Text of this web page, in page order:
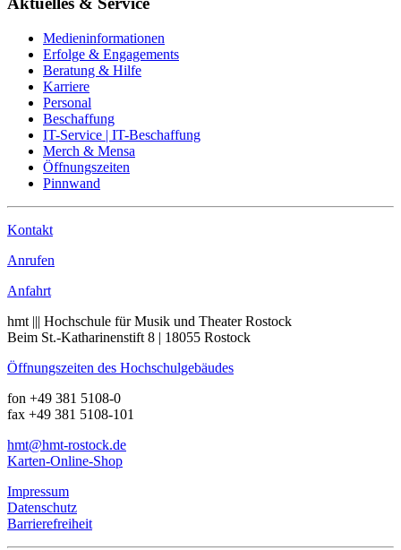
Medieninformationen
Erfolge & Engagements
Beratung & Hilfe
Karriere
Personal
Beschaffung
IT-Service | IT-Beschaffung
Merch & Mensa
Öffnungszeiten
Pinnwand
Kontakt
Anrufen
Anfahrt
hmt ||| Hochschule für Musik und Theater Rostock
Beim St.-Katharinenstift 8 | 18055 Rostock
Öffnungszeiten des Hochschulgebäudes
fon +49 381 5108-0
fax +49 381 5108-101
hmt@hmt-rostock.de
Karten-Online-Shop
Impressum
Datenschutz
Barrierefreiheit